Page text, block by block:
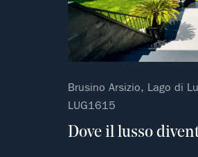
Brusino Arsizio, Lago di
LUG1615
Dove il lusso